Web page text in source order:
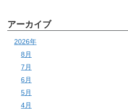
アーカイブ
2026年
8月
7月
6月
5月
4月